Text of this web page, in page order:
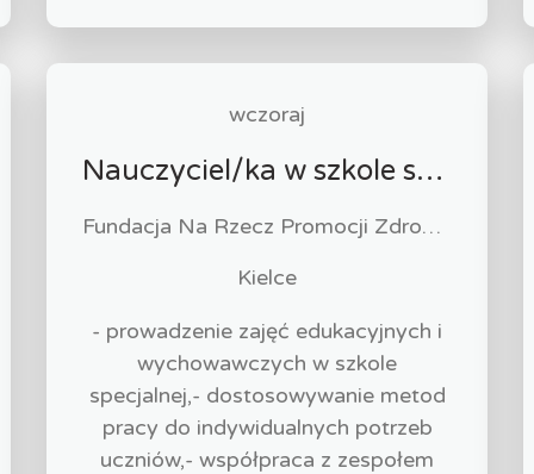
wczoraj
Nauczyciel/ka w szkole specjalnej
Fundacja Na Rzecz Promocji Zdrowia "PULS"
Kielce
- prowadzenie zajęć edukacyjnych i
wychowawczych w szkole
specjalnej,- dostosowywanie metod
pracy do indywidualnych potrzeb
uczniów,- współpraca z zespołem